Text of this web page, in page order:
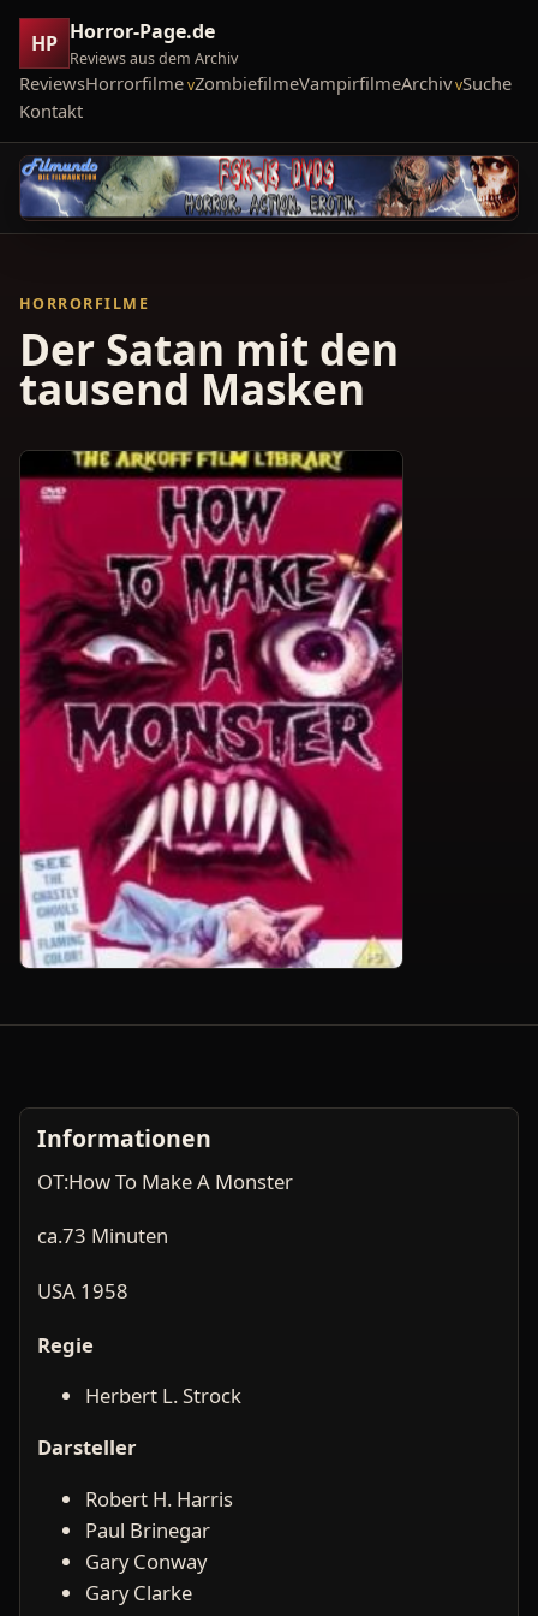
HP Horror-Page.de
Reviews aus dem Archiv
ReviewsHorrorfilme ZombiefilmeVampirfilmeArchiv Suche
Kontakt
HORRORFILME
Der Satan mit den
tausend Masken
Informationen
OT:How To Make A Monster
ca.73 Minuten
USA 1958
Regie
Herbert L. Strock
Darsteller
Robert H. Harris
Paul Brinegar
Gary Conway
Gary Clarke